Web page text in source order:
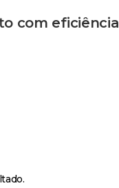
com eficiência